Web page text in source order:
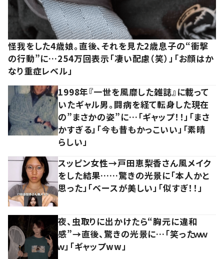
怪我をした4歳娘。直後、それを見た2歳息子の“衝撃
の行動”に…254万回表示「凄い配慮（笑）」「お顔はか
なり重症レベル」
1998年『一世を風靡した雑誌』に載って
いたギャル男。闘病を経て転身した現在
の”まさかの姿”に…「ギャップ！！」「まさ
かすぎる」「今も昔もかっこいい」「素晴
らしい」
スッピン女性→戸田恵梨香さん風メイク
をした結果……驚きの光景に「本人かと
思った」「ベースが美しい」「似すぎ！！」
夜、虫取りに出かけたら“胸元に違和
感”→直後、驚きの光景に…「笑ったｗｗ
ｗ」「ギャップww」